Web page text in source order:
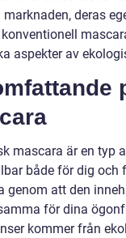
deras
aspekter av
mascara är en typ
både för dig och
genom att den
för dina
kommer från